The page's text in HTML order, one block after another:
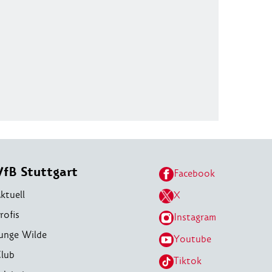
Stuttgart
Wilde
Facebook
X
Instagram
Youtube
Tiktok